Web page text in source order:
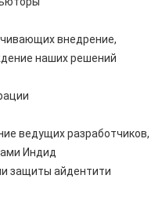
внедрение,
наших решений
ведущих разработчиков,
Индид
защиты айдентити